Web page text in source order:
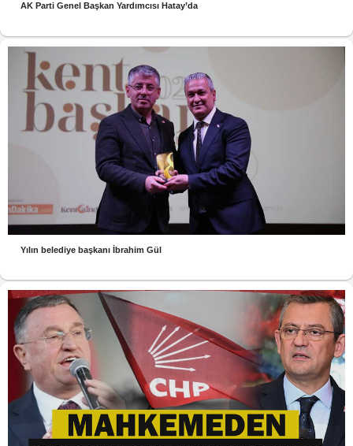
AK Parti Genel Başkan Yardımcısı Hatay’da
Yılın belediye başkanı İbrahim Gül